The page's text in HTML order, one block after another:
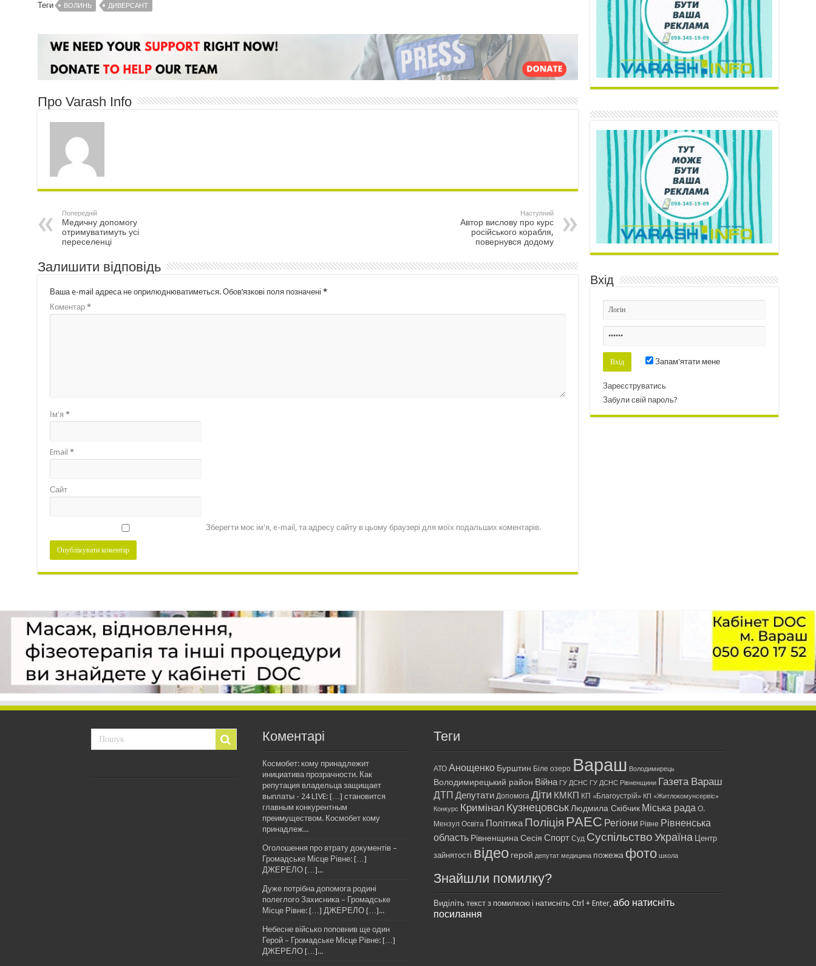
Теги ВОЛИНЬ ДИВЕРСАНТ
Про Varash Info
Попередній
Медичну допомогу
отримуватимуть усі
переселенці
Наступний
Автор вислову про курс
російського корабля,
повернувся додому
Залишити відповідь
Ваша e-mail адреса не оприлюднюватиметься. Обов’язкові поля позначені *
Коментар *
Ім'я *
Email *
Сайт
Зберегти моє ім'я, e-mail, та адресу сайту в цьому браузері для моїх подальших коментарів.
Вхід
Запам'ятати мене
Зареєструватись
Забули свій пароль?
Коментарі
Космобет: кому принадлежит
инициатива прозрачности. Как
репутация владельца защищает
выплаты - 24 LIVE: […] становится
главным конкурентным
преимуществом. Космобет кому
принадлеж...
Оголошення про втрату документів –
Громадське Місце Рівне: […]
ДЖЕРЕЛО […]...
Дуже потрібна допомога родині
полеглого Захисника – Громадське
Місце Рівне: […] ДЖЕРЕЛО […]...
Небесне військо поповнив ще один
Герой – Громадське Місце Рівне: […]
ДЖЕРЕЛО […]...
Теги
АТО Анощенко Бурштин Біле озеро Вараш Володимирець
Володимирецький район Війна ГУ ДСНС ГУ ДСНС Рівненщини Газета Вараш
ДТП Депутати Допомога Діти КМКП КП «Благоустрій» КП «Житлокомунсервіс»
Конкурс Кримінал Кузнецовськ Людмила Скібчик Міська рада О.
Мензул Освіта Політика Поліція РАЕС Регіони Рівне Рівненська
область Рівненщина Сесія Спорт Суд Суспільство Україна Центр
зайнятості відео герой депутат медицина пожежа фото школа
Знайшли помилку?
Виділіть текст з помилкою і натисніть Ctrl + Enter, або натисніть
посилання